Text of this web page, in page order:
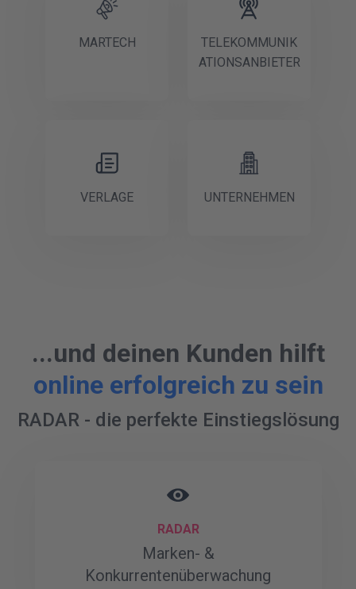
MARTECH
TELEKOMMUNIK
ATIONSANBIETER
VERLAGE UNTERNEHMEN
...und deinen Kunden hilft
online erfolgreich zu sein
RADAR - die perfekte Einstiegslösung
RADAR
Marken- &
Konkurrentenüberwachung